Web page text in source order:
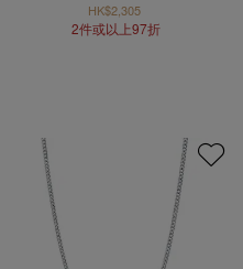
HK$2,305
2件或以上97折